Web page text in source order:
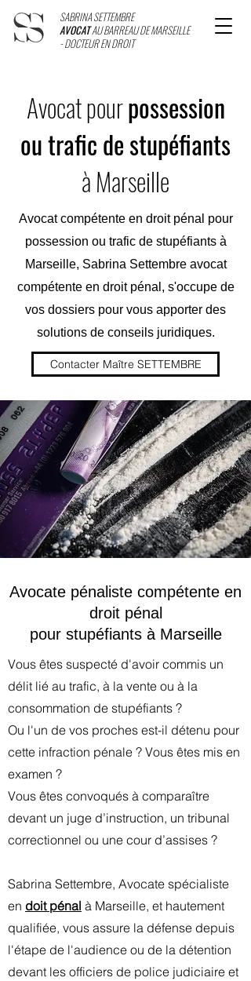
SABRINA SETTEMBRE
AVOCATAU BARREAU DE MARSEILLE
- DOCTEUR EN DROIT
Avocat pourpossession
ou trafic de stupéfiants
à Marseille
Avocat compétente en droit pénal pour
possession ou trafic de stupéfiants à
Marseille, Sabrina Settembre avocat
compétente en droit pénal, s'occupe de
vos dossiers pour vous apporter des
solutions de conseils juridiques.
Contacter Maître SETTEMBRE
Avocate pénaliste compétente en
droit pénal
pour stupéfiants à Marseille
Vous êtes suspecté d'avoir commis un
délit lié au trafic, à la vente ou à la
consommation de stupéfiants ?
Ou l'un de vos proches est-il détenu pour
cette infraction pénale ? Vous êtes mis en
examen ?
Vous êtes convoqués à comparaître
devant un juge d’instruction, un tribunal
correctionnel ou une cour d’assises ?
Sabrina Settembre, Avocate spécialiste
en doit pénal à Marseille, et hautement
qualifiée, vous assure la défense depuis
l'étape de l'audience ou de la détention
devant les officiers de police judiciaire et